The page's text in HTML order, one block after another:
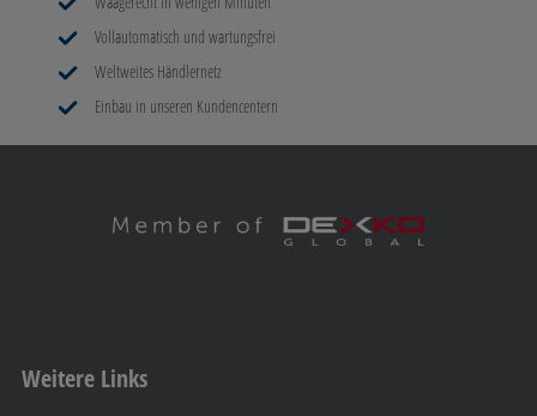
Vollautomatisch und wartungsfrei
Weltweites Händlernetz
Einbau in unseren Kundencentern
Weitere Links